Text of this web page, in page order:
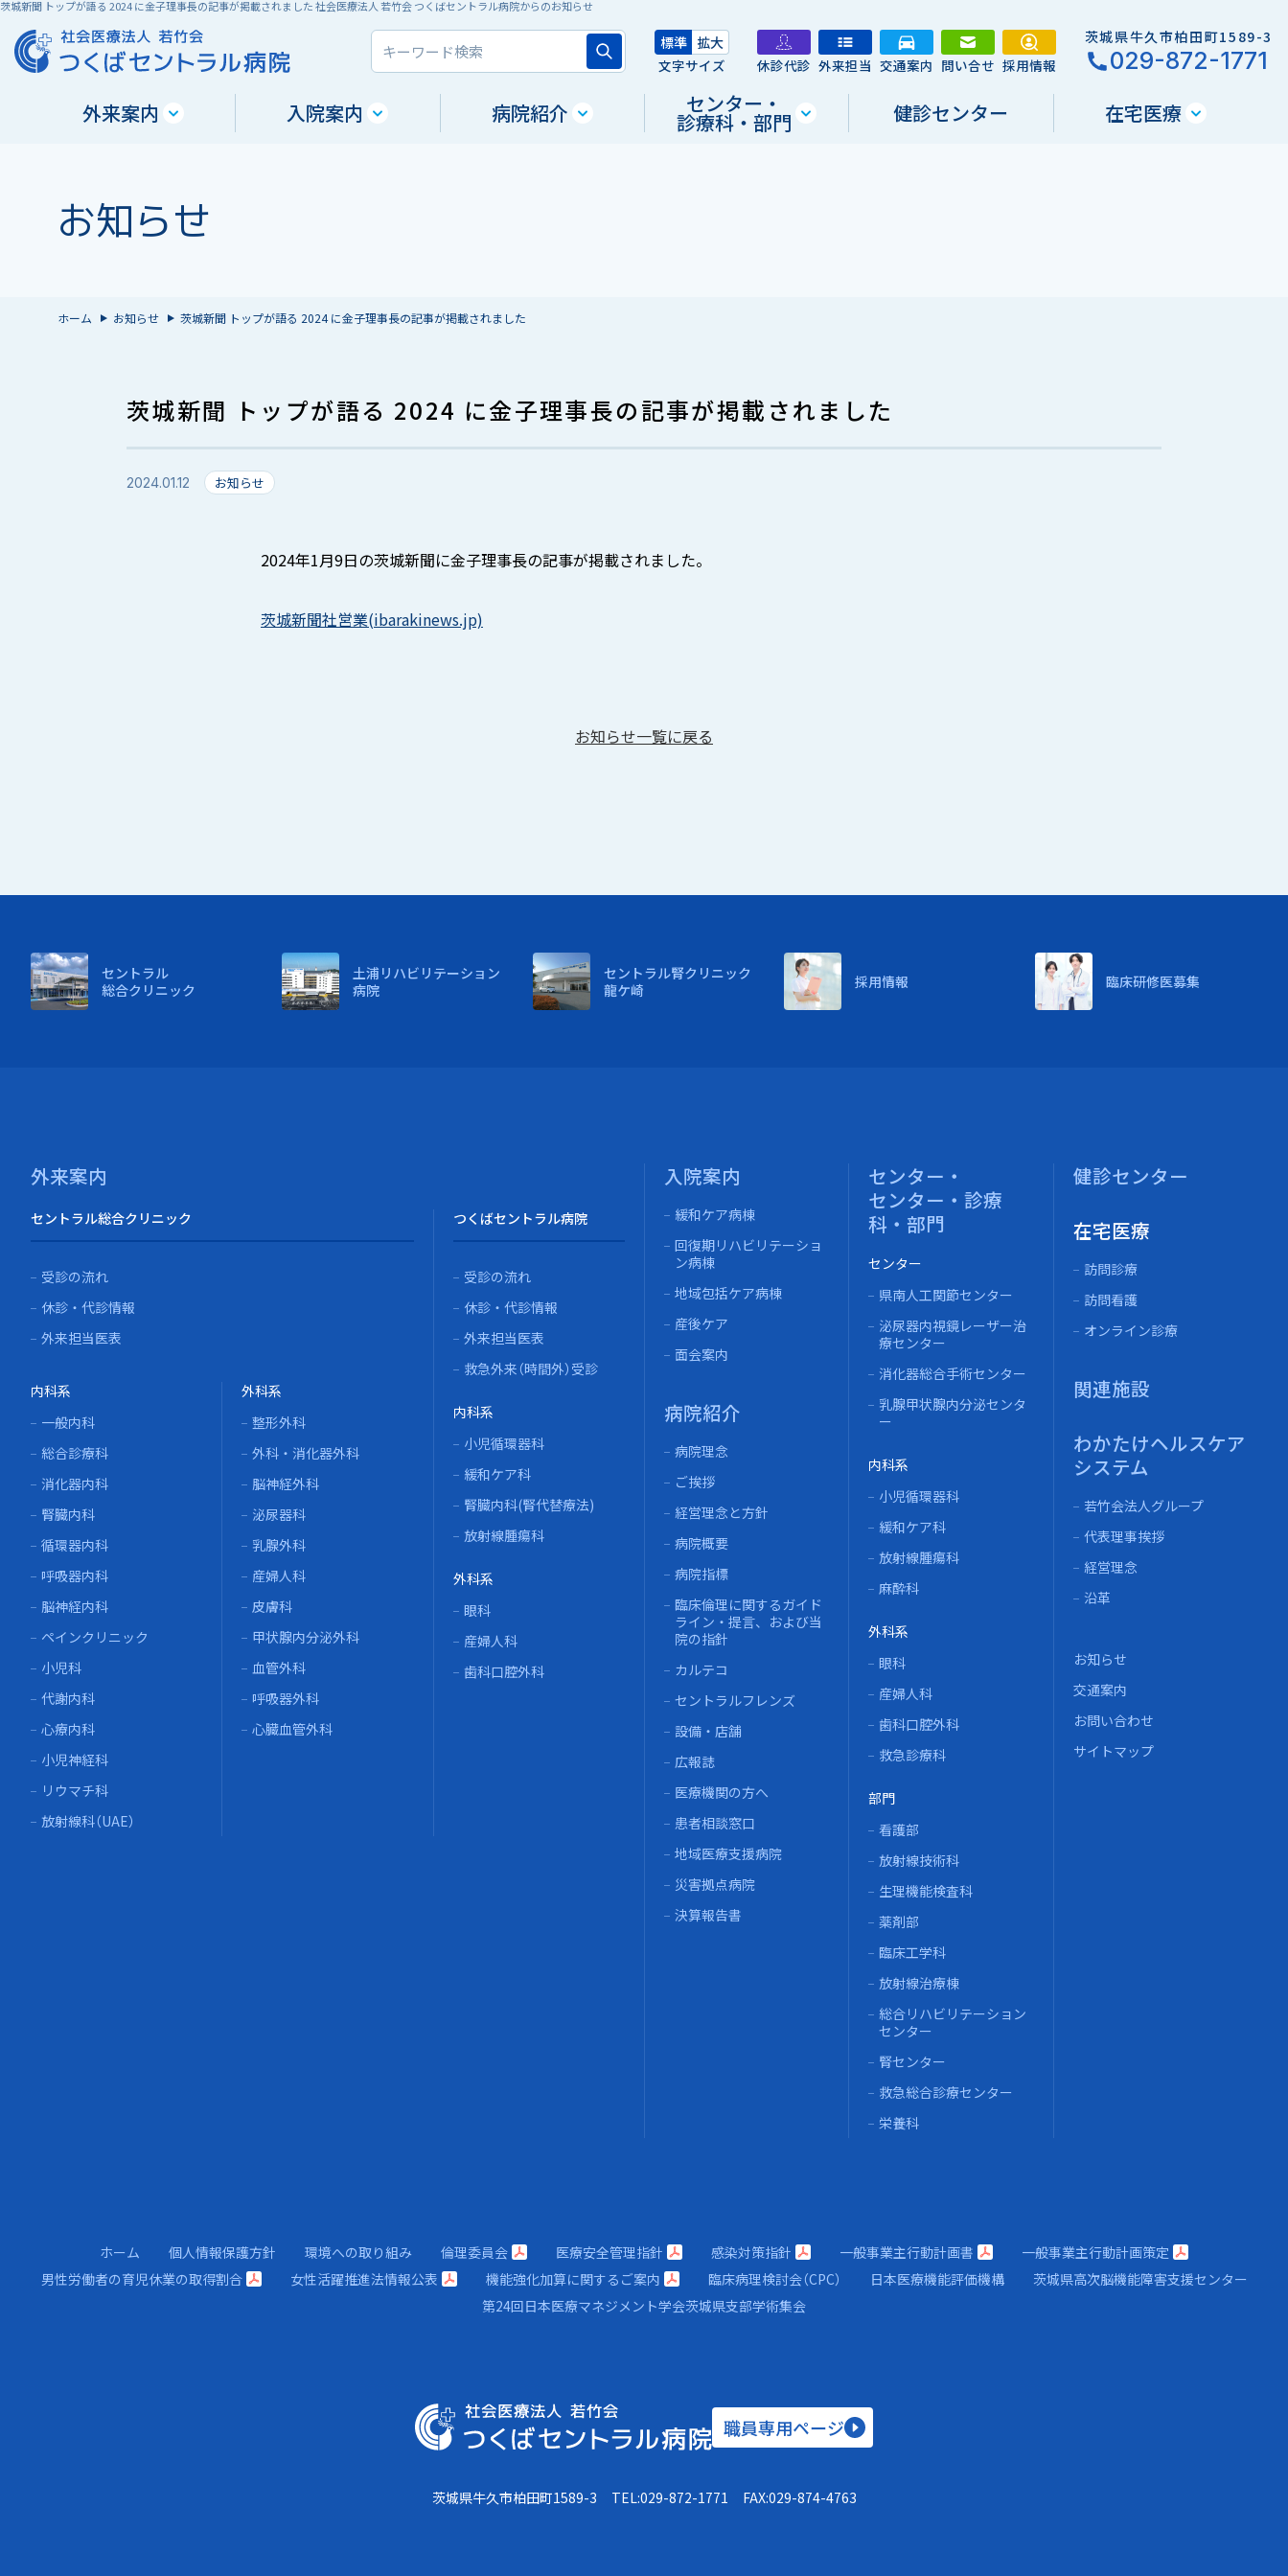
茨城新聞 トップが語る 2024 に金子理事長の記事が掲載されました 社会医療法人 若竹会 つくばセントラル病院からのお知らせ
標準 拡大
文字サイズ
休診代診 外来担当 交通案内 問い合せ 採用情報
茨城県牛久市柏田町1589-3
029-872-1771
外来案内 入院案内 病院紹介 センター・
診療科・部門 健診センター 在宅医療
お知らせ
ホーム お知らせ 茨城新聞 トップが語る 2024 に金子理事長の記事が掲載されました
茨城新聞 トップが語る 2024 に金子理事長の記事が掲載されました
2024.01.12 お知らせ
2024年1月9日の茨城新聞に金子理事長の記事が掲載されました。
茨城新聞社営業(ibarakinews.jp)
お知らせ一覧に戻る
セントラル
総合クリニック
土浦リハビリテーション
病院
セントラル腎クリニック
龍ケ崎
採用情報 臨床研修医募集
外来案内
セントラル総合クリニック
受診の流れ
休診・代診情報
外来担当医表
内科系
一般内科
総合診療科
消化器内科
腎臓内科
循環器内科
呼吸器内科
脳神経内科
ペインクリニック
小児科
代謝内科
心療内科
小児神経科
リウマチ科
放射線科（UAE）
外科系
整形外科
外科・消化器外科
脳神経外科
泌尿器科
乳腺外科
産婦人科
皮膚科
甲状腺内分泌外科
血管外科
呼吸器外科
心臓血管外科
つくばセントラル病院
受診の流れ
休診・代診情報
外来担当医表
救急外来（時間外）受診
内科系
小児循環器科
緩和ケア科
腎臓内科(腎代替療法)
放射線腫瘍科
外科系
眼科
産婦人科
歯科口腔外科
入院案内
緩和ケア病棟
回復期リハビリテーショ
ン病棟
地域包括ケア病棟
産後ケア
面会案内
病院紹介
病院理念
ご挨拶
経営理念と方針
病院概要
病院指標
臨床倫理に関するガイド
ライン・提言、および当
院の指針
カルテコ
セントラルフレンズ
設備・店舗
広報誌
医療機関の方へ
患者相談窓口
地域医療支援病院
災害拠点病院
決算報告書
センター・
センター・診療
科・部門
センター
県南人工関節センター
泌尿器内視鏡レーザー治
療センター
消化器総合手術センター
乳腺甲状腺内分泌センタ
ー
内科系
小児循環器科
緩和ケア科
放射線腫瘍科
麻酔科
外科系
眼科
産婦人科
歯科口腔外科
救急診療科
部門
看護部
放射線技術科
生理機能検査科
薬剤部
臨床工学科
放射線治療棟
総合リハビリテーション
センター
腎センター
救急総合診療センター
栄養科
健診センター
在宅医療
訪問診療
訪問看護
オンライン診療
関連施設
わかたけヘルスケア
システム
若竹会法人グループ
代表理事挨拶
経営理念
沿革
お知らせ
交通案内
お問い合わせ
サイトマップ
ホーム 個人情報保護方針 環境への取り組み 倫理委員会 医療安全管理指針 感染対策指針 一般事業主行動計画書
一般事業主行動計画策定
男性労働者の育児休業の取得割合
女性活躍推進法情報公表 機能強化加算に関するご案内 臨床病理検討会（CPC） 日本医療機能評価機構
茨城県高次脳機能障害支援センター
第24回日本医療マネジメント学会茨城県支部学術集会
職員専用ページ
茨城県牛久市柏田町1589-3 TEL:029-872-1771 FAX:029-874-4763